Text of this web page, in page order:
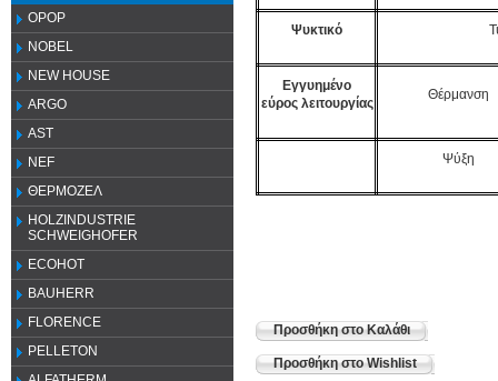
OPOP
NOBEL
NEW HOUSE
ARGO
AST
NEF
ΘΕΡΜΟΖΕΛ
HOLZINDUSTRIE
SCHWEIGHOFER
ECOHOT
BAUHERR
FLORENCE
PELLETON
Ψυκτικό
Εγγυημένο
εύρος λειτουργίας
Θέρμανση
Ψύξη
Προσθήκη στο Καλάθι
Προσθήκη στο Wishlist